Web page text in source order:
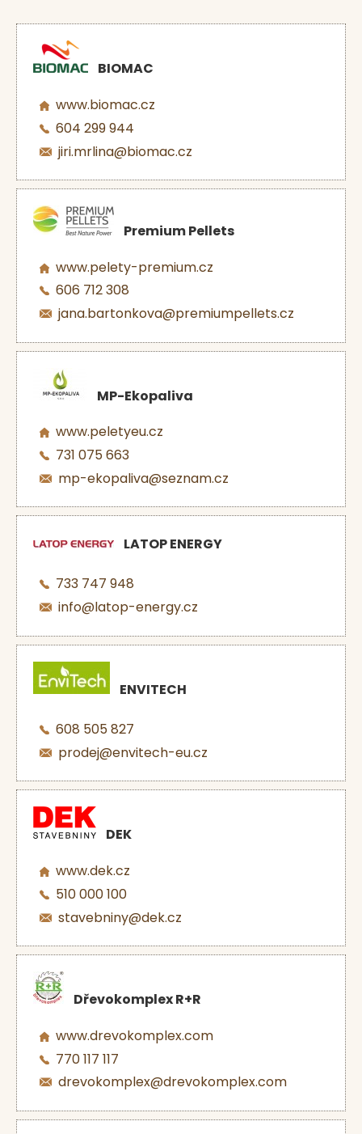
BIOMAC
www.biomac.cz
604 299 944
jiri.mrlina@biomac.cz
Premium Pellets
www.pelety-premium.cz
606 712 308
jana.bartonkova@premiumpellets.cz
MP-Ekopaliva
www.peletyeu.cz
731 075 663
mp-ekopaliva@seznam.cz
LATOP ENERGY
733 747 948
info@latop-energy.cz
ENVITECH
608 505 827
prodej@envitech-eu.cz
DEK
www.dek.cz
510 000 100
stavebniny@dek.cz
Dřevokomplex R+R
www.drevokomplex.com
770 117 117
drevokomplex@drevokomplex.com